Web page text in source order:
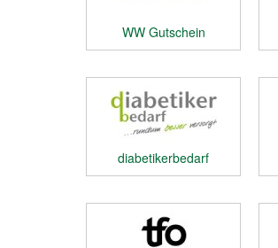
WW Gutschein
diabetikerbedarf
Gutschein